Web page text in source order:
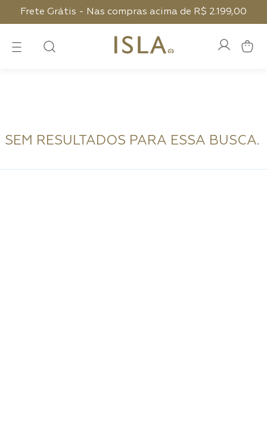
Frete Grátis - Nas compras acima de R$ 2.199,00
SEM RESULTADOS PARA ESSA BUSCA.